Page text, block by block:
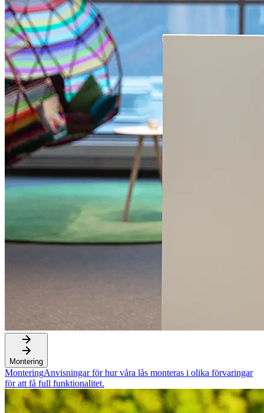
Montering
MonteringAnvisningar för hur våra lås monteras i olika förvaringar
för att få full funktionalitet.